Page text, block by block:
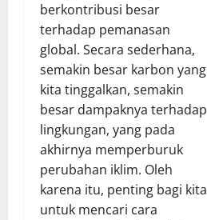
berkontribusi besar
terhadap pemanasan
global. Secara sederhana,
semakin besar karbon yang
kita tinggalkan, semakin
besar dampaknya terhadap
lingkungan, yang pada
akhirnya memperburuk
perubahan iklim. Oleh
karena itu, penting bagi kita
untuk mencari cara